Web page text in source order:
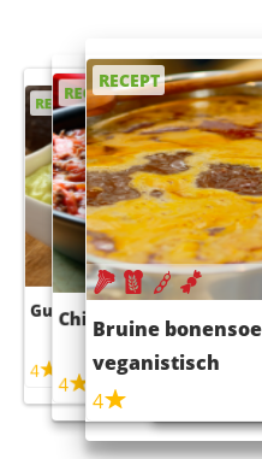
RECEPT
Guacamole
4
RECEPT
Chili con carne
4
RECEPT
Bruine
veganistisch
4
RECEPT
Sushi
4